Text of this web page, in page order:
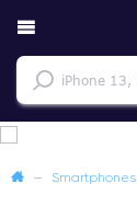
— Smartphones